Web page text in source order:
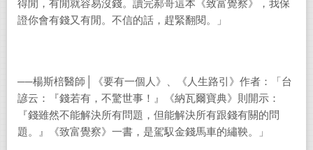
得閒，有閒就容易沒錢。讀完郝哥這本《致富覺察》，我保
證你會有錢又有閒。不信的話，趕緊翻閱。」
──楊斯棓醫師│《要有一個人》、《人生路引》作者：「台
諺云：『錢若有，不驚世事！』《納瓦爾寶典》則開示：
『錢雖然不能解決所有問題，但能解決所有跟錢有關的問
題。』《致富覺察》一書，是駕馭金錢馬車的繡鞅。」